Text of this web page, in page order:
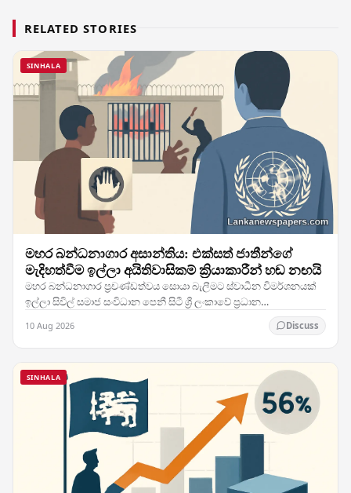
RELATED STORIES
SINHALA
මහර බන්ධනාගාර අසාන්තිය: එක්සත් ජාතීන්ගේ
මැදිහත්වීම ඉල්ලා අයිතිවාසිකම් ක්‍රියාකාරීන් හඬ නඟයි
මහර බන්ධනාගාර ප්‍රචණ්ඩත්වය සොයා බැලීමට ස්වාධීන විමර්ශනයක්
ඉල්ලා සිවිල් සමාජ සංවිධාන පෙනී සිටී ශ්‍රී ලංකාවේ ප්‍රධාන
10 Aug 2026 Discuss
SINHALA